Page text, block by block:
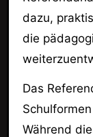
dazu,
die
Das
Während